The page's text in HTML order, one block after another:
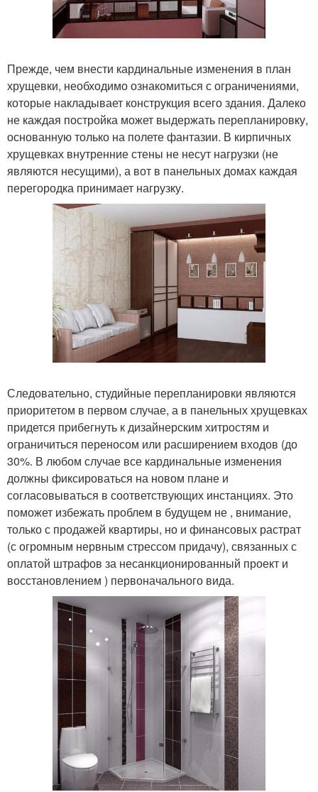
Прежде, чем внести кардинальные изменения в план
хрущевки, необходимо ознакомиться с ограничениями,
которые накладывает конструкция всего здания. Далеко
не каждая постройка может выдержать перепланировку,
основанную только на полете фантазии. В кирпичных
хрущевках внутренние стены не несут нагрузки (не
являются несущими), а вот в панельных домах каждая
перегородка принимает нагрузку.
Следовательно, студийные перепланировки являются
приоритетом в первом случае, а в панельных хрущевках
придется прибегнуть к дизайнерским хитростям и
ограничиться переносом или расширением входов (до
30%. В любом случае все кардинальные изменения
должны фиксироваться на новом плане и
согласовываться в соответствующих инстанциях. Это
поможет избежать проблем в будущем не , внимание,
только с продажей квартиры, но и финансовых растрат
(с огромным нервным стрессом придачу), связанных с
оплатой штрафов за несанкционированный проект и
восстановлением ) первоначального вида.